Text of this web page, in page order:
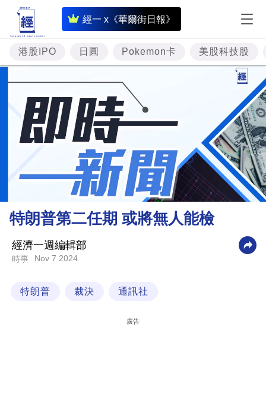
經一 x《華爾街日報》
即
時
財
經
專
題
投
資
樓
市
財
商
業
技
港股IPO 日圓 Pokemon卡 美股科技股
特朗普第二任期 或將無人能檢
經濟一週編輯部
時事 Nov 7 2024
特朗普 裁決 通訊社
廣告